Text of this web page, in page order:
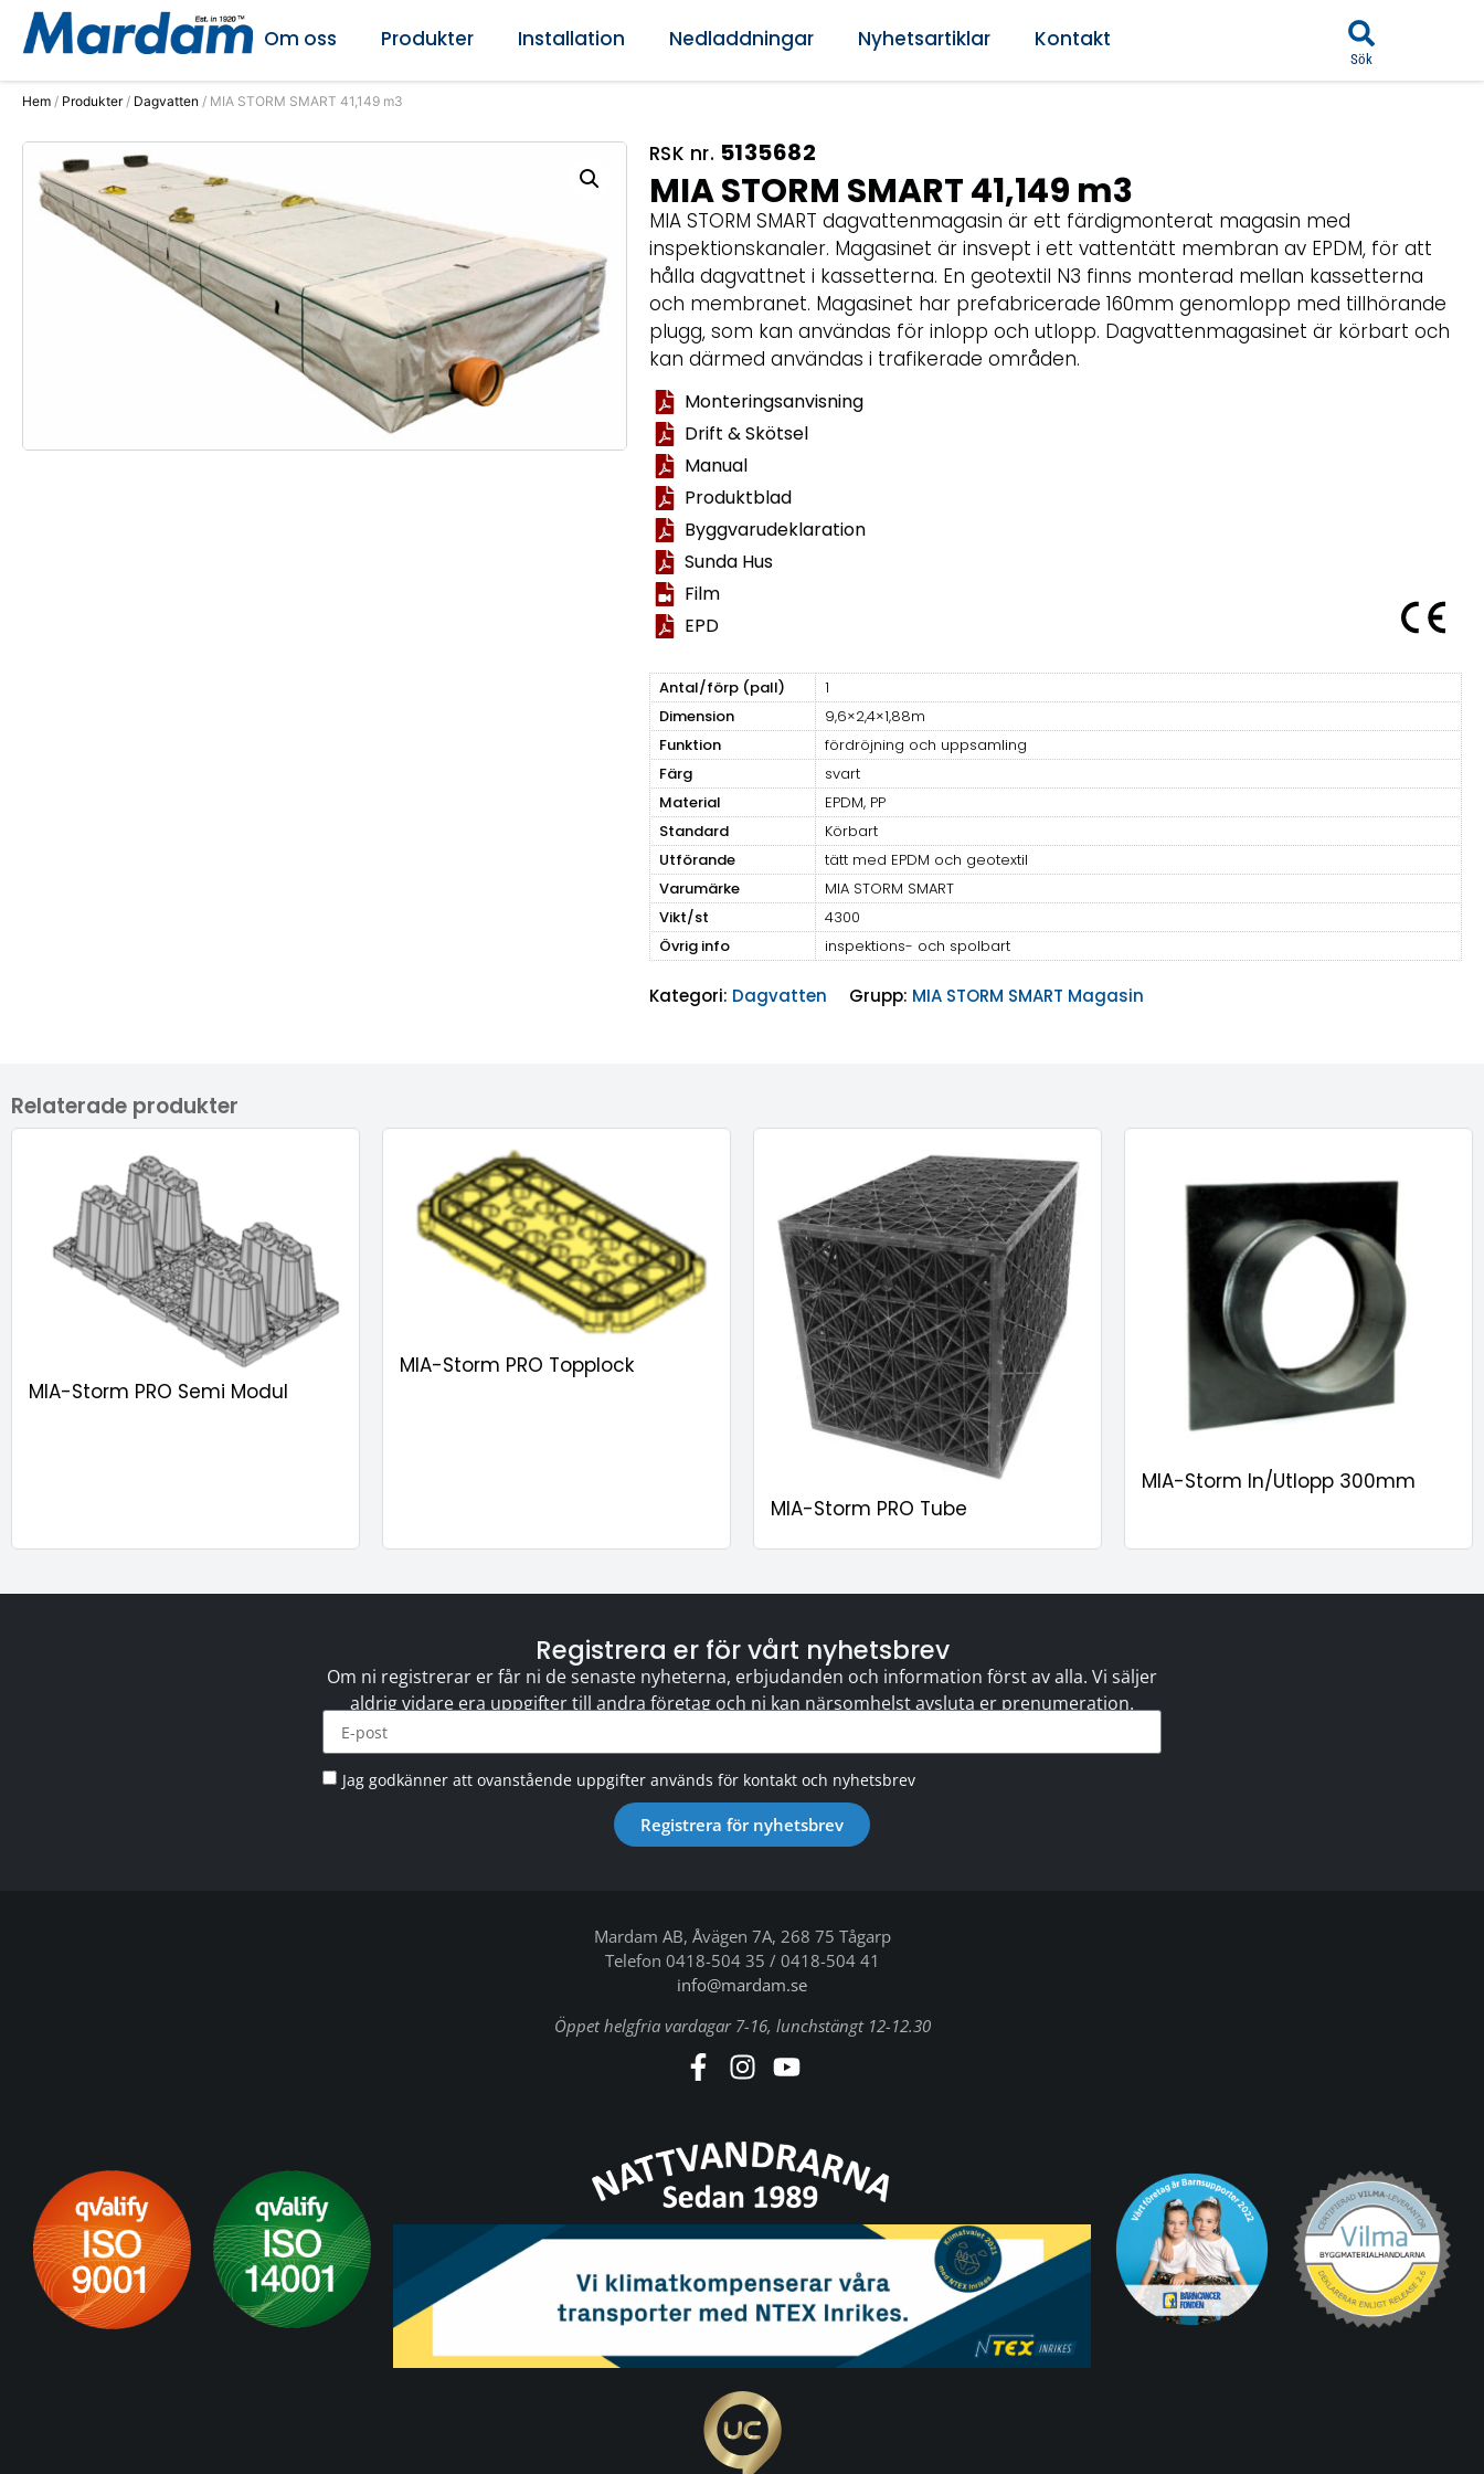
Om oss Produkter Installation Nedladdningar Nyhetsartiklar Kontakt
Sök
Hem / Produkter/ Dagvatten / MIA STORM SMART 41,149 m3
RSK nr. 5135682
MIA STORM SMART 41,149 m3
MIA STORM SMART dagvattenmagasin är ett färdigmonterat magasin med
inspektionskanaler. Magasinet är insvept i ett vattentätt membran av EPDM, för att
hålla dagvattnet i kassetterna. En geotextil N3 finns monterad mellan kassetterna
och membranet. Magasinet har prefabricerade 160mm genomlopp med tillhörande
plugg, som kan användas för inlopp och utlopp. Dagvattenmagasinet är körbart och
kan därmed användas i trafikerade områden.
Monteringsanvisning
Drift & Skötsel
Manual
Produktblad
Byggvarudeklaration
Sunda Hus
Film
EPD
Antal/förp (pall)
1
Dimension
9,6×2,4×1,88m
Funktion
fördröjning och uppsamling
Färg
svart
Material
EPDM, PP
Standard
Körbart
Utförande
tätt med EPDM och geotextil
Varumärke
MIA STORM SMART
Vikt/st
4300
Övrig info
inspektions- och spolbart
Kategori: Dagvatten Grupp: MIA STORM SMART Magasin
Relaterade produkter
MIA-Storm PRO Semi Modul
MIA-Storm PRO Topplock
MIA-Storm PRO Tube
MIA-Storm In/Utlopp 300mm
Registrera er för vårt nyhetsbrev
Om ni registrerar er får ni de senaste nyheterna, erbjudanden och information först av alla. Vi säljer
aldrig vidare era uppgifter till andra företag och ni kan närsomhelst avsluta er prenumeration.
Jag godkänner att ovanstående uppgifter används för kontakt och nyhetsbrev
Registrera för nyhetsbrev
Mardam AB, Åvägen 7A, 268 75 Tågarp
Telefon 0418-504 35 / 0418-504 41
info@mardam.se
Öppet helgfria vardagar 7-16, lunchstängt 12-12.30